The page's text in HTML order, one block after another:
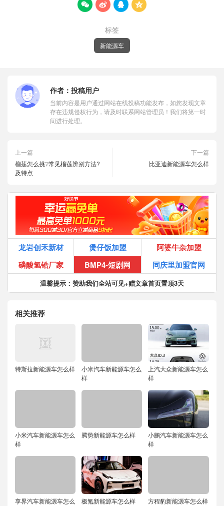
   
标签
新能源车
作者： 投稿用户
当前内容是用户通过网站在线投稿功能发布，如您发现文章
存在违规侵权行为，请及时联系网站管理员！我们将第一时
间进行处理。
上一篇
榴莲怎么挑❔常见榴莲辨别方法?
及特点
下一篇
比亚迪新能源车怎么样
龙岩创禾新材 煲仔饭加盟
阿婆牛杂加盟
磷酸氢锆厂家
BMP4-短剧网 同庆里加盟官网
温馨提示：赞助我们全站可见+赠文章首页置顶3天
相关推荐
特斯拉新能源车怎么样
小米汽车新能源车怎么
样
上汽大众新能源车怎么
样
小米汽车新能源车怎么
样
腾势新能源车怎么样
小鹏汽车新能源车怎么
样
享界汽车新能源车怎么
极氪新能源车怎么样 方程豹新能源车怎么样